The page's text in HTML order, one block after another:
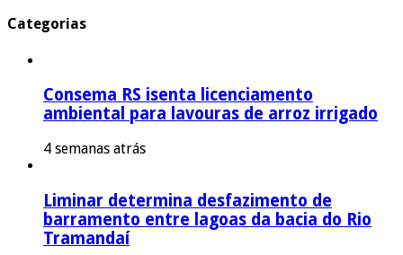
Categorias
Consema RS isenta licenciamento
ambiental para lavouras de arroz irrigado
4 semanas atrás
Liminar determina desfazimento de
barramento entre lagoas da bacia do Rio
Tramandaí